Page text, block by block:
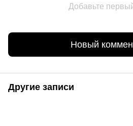
Добавьте
Новый
Другие записи